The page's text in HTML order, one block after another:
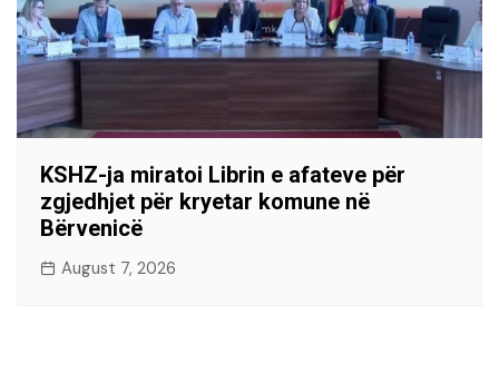
KSHZ-ja miratoi Librin e afateve për
zgjedhjet për kryetar komune në
Bërvenicë
August 7, 2026